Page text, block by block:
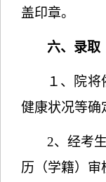
盖印章。
六、录取
１、院
健康状况等确
2、经考
历（学籍）审